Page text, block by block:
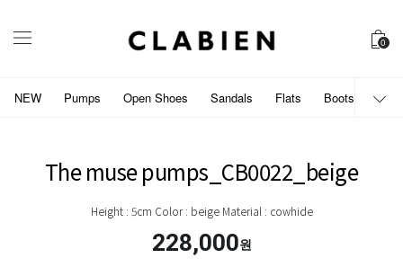
0
NEW Pumps Open Shoes Sandals Flats Boots 개
The muse pumps_CB0022_beige
Height : 5cm Color : beige Material : cowhide
228,000원